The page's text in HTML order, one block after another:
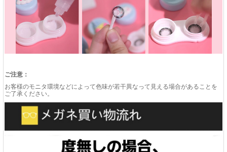
ご注意：
お客様のモニタ環境などによって色味が若干異なって見える場合があることを
ご了承ください。